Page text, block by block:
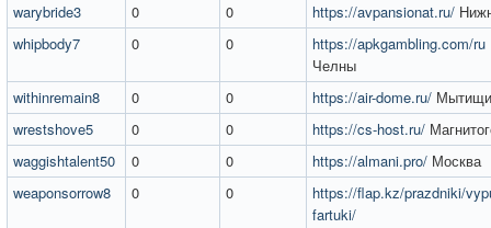
warybride3
0 0 https://avpansionat.ru/
whipbody7
0 0 https://apkgambling.com/ru
Челны
withinremain8
0 0 https://air-dome.ru/ Мытищи
wrestshove5
0 0 https://cs-host.ru/
waggishtalent50
0 0 https://almani.pro/ Москва
weaponsorrow8
0 0
https://flap.kz/prazdniki/
fartuki/